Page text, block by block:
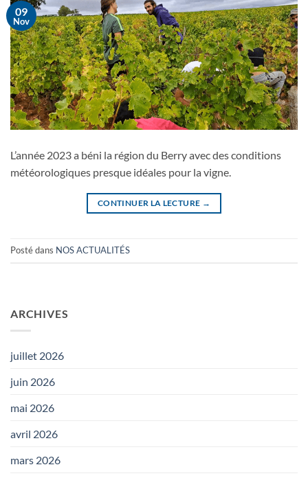
09
Nov
L’année 2023 a béni la région du Berry avec des conditions
météorologiques presque idéales pour la vigne.
CONTINUER LA LECTURE →
Posté dans NOS ACTUALITÉS
ARCHIVES
juillet 2026
juin 2026
mai 2026
avril 2026
mars 2026